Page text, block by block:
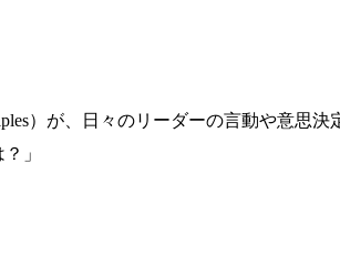
）が、日々のリーダーの言動や意思決
」